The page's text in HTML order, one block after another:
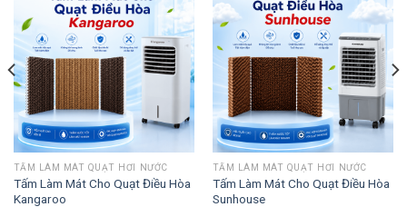
TẤM LÀM MÁT QUẠT HƠI NƯỚC
Tấm Làm Mát Cho Quạt Điều Hòa
Kangaroo
TẤM LÀM MÁT QUẠT HƠI NƯỚC
Tấm Làm Mát Cho Quạt Điều Hòa
Sunhouse